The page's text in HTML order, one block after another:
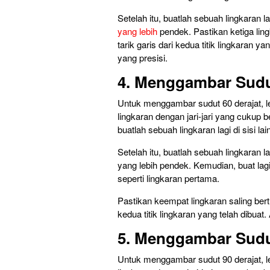
Setelah itu, buatlah sebuah lingkaran
yang lebihpendek. Pastikan ketiga
tarik garis dari kedua titik lingkaran
yang presisi.
4. Menggambar
Untuk menggambar sudut 60 derajat,
lingkaran dengan jari-jari yang cukup
buatlah sebuah lingkaran lagi di sisi
Setelah itu, buatlah sebuah lingkaran
yang lebih pendek. Kemudian, buat
seperti lingkaran pertama.
Pastikan keempat lingkaran saling
kedua titik lingkaran yang telah
5. Menggambar
Untuk menggambar sudut 90 derajat,